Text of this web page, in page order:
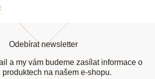
Odebírat newsletter
a my vám budeme zasílat informace o
produktech na našem e-shopu.